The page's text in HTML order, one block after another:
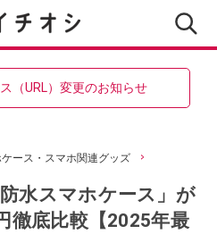
（URL）変更のお知らせ
ース・スマホ関連グッズ
水スマホケース」が
徹底比較【2025年最